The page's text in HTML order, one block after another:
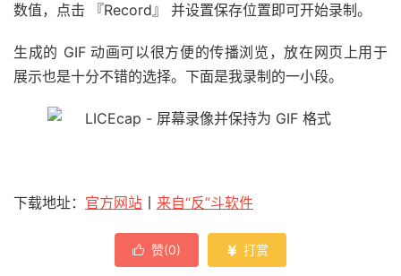
数值，点击 『Record』 并设置保存位置即可开始录制。
生成的 GIF 动画可以很方便的传播浏览，放在网页上用于
展示也是十分不错的选择。下面是我录制的一小段。
下载地址： 官方网站 来自“反”斗软件
 赞(0)  打赏